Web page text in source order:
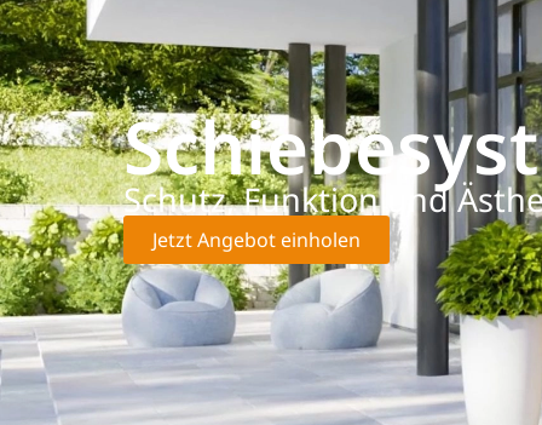
Schutz, Funktion und
Jetzt Angebot einholen